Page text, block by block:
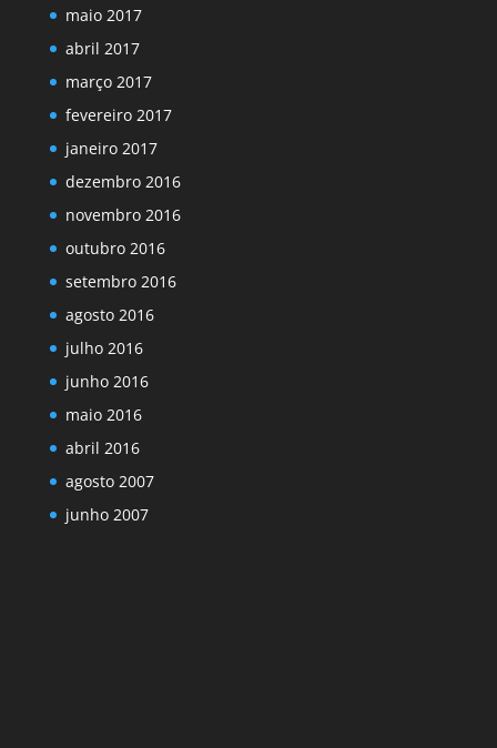
maio 2017
abril 2017
março 2017
fevereiro 2017
janeiro 2017
dezembro 2016
novembro 2016
outubro 2016
setembro 2016
agosto 2016
julho 2016
junho 2016
maio 2016
abril 2016
agosto 2007
junho 2007